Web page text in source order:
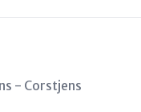
- Corstjens